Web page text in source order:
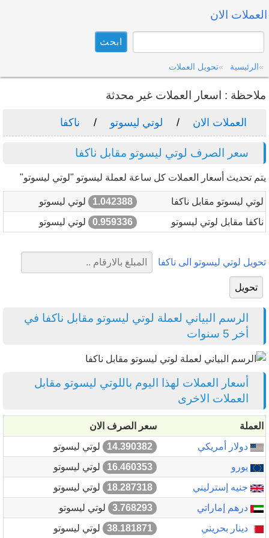
العملات الان
الرئيسية تحويل العملات
ملاحظة : اسعار العملات غير محدثة
العملات الان لوتي ليسوتو ناكفا
سعر الصرف لوتي ليسوتو مقابل ناكفا
يتم تحديث أسعار العملات كل ساعة لعملة ليسوتو "لوتي ليسوتو"
لوتي ليسوتو مقابل ناكفا 1.042388
لوتي ليسوتو
ناكفا مقابل لوتي ليسوتو
0.959336 لوتي ليسوتو
تحويل لوتي ليسوتو الى ناكفا
الرسم البياني لعملة لوتي ليسوتو مقابل ناكفا في
أخر 5 سنوات
أسعار العملات لهذا اليوم باللوتي ليسوتو مقابل
العملات الاخرى
العملة
سعر الصرف الان
دولار أمريكي
14.390382
لوتي ليسوتو
يورو
16.460353
لوتي ليسوتو
جنيه إسترليني
18.287318
لوتي ليسوتو
درهم إماراتي
3.768293
لوتي ليسوتو
دينار بحريني
38.181871 لوتي ليسوتو